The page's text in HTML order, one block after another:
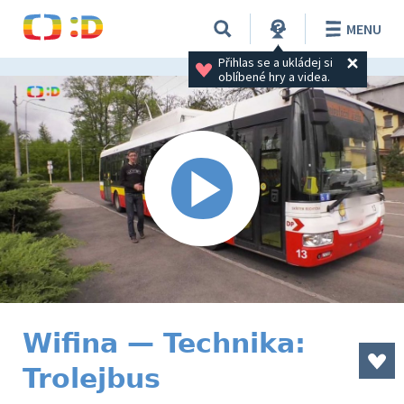
Přihlas se a ukládej si
oblíbené hry a videa.
MENU
Wifina — Technika:
Trolejbus